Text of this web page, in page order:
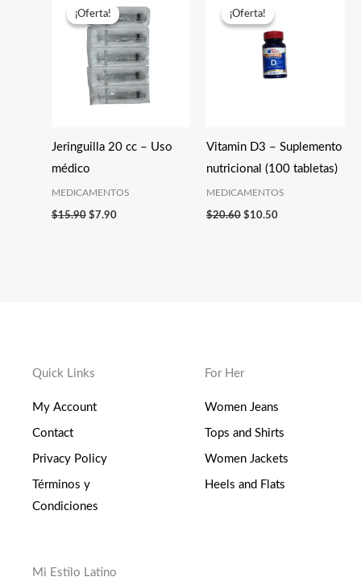
¡Oferta!
¡Oferta!
Jeringuilla 20 cc – Uso
médico
MEDICAMENTOS
$15.90
precio
original
era:
$15.90.
$7.90
precio
actual
es:
$7.90.
¡Oferta!
¡Oferta!
Vitamin D3 – Suplemento
nutricional (100 tabletas)
MEDICAMENTOS
$20.60
precio
original
$20.60.
$10.50
es:
$10.50.
Quick Links
My Account
Contact
Privacy Policy
Términos y
Condiciones
For Her
Women Jeans
Tops and Shirts
Women Jackets
Heels and Flats
Mi Estilo Latino